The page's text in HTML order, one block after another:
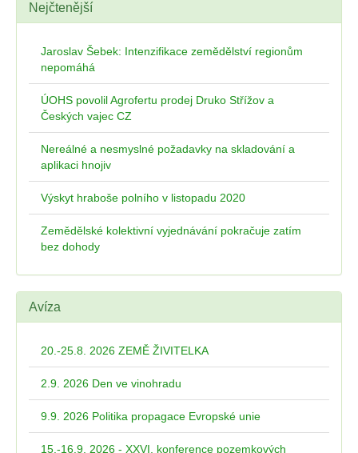
Nejčtenější
Jaroslav Šebek: Intenzifikace zemědělství regionům
nepomáhá
ÚOHS povolil Agrofertu prodej Druko Střížov a
Českých vajec CZ
Nereálné a nesmyslné požadavky na skladování a
aplikaci hnojiv
Výskyt hraboše polního v listopadu 2020
Zemědělské kolektivní vyjednávání pokračuje zatím
bez dohody
Avíza
20.-25.8. 2026 ZEMĚ ŽIVITELKA
2.9. 2026 Den ve vinohradu
9.9. 2026 Politika propagace Evropské unie
15.-16.9. 2026 - XXVI. konference pozemkových